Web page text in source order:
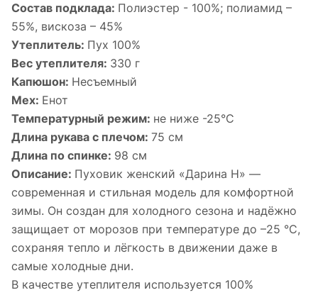
Состав подклада: Полиэстер - 100%; полиамид –
55%, вискоза – 45%
Утеплитель: Пух 100%
Вес утеплителя: 330 г
Капюшон: Несъемный
Мех: Енот
Температурный режим: не ниже -25°С
Длина рукава с плечом: 75 см
Длина по спинке: 98 см
Описание: Пуховик женский «Дарина Н» —
современная и стильная модель для комфортной
зимы. Он создан для холодного сезона и надёжно
защищает от морозов при температуре до –25 °C,
сохраняя тепло и лёгкость в движении даже в
самые холодные дни.
В качестве утеплителя используется 100%